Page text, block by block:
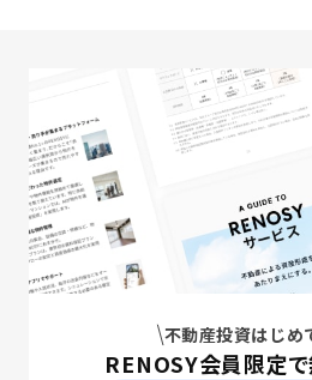
不動産投資はじめ
RENOSY会員限定で